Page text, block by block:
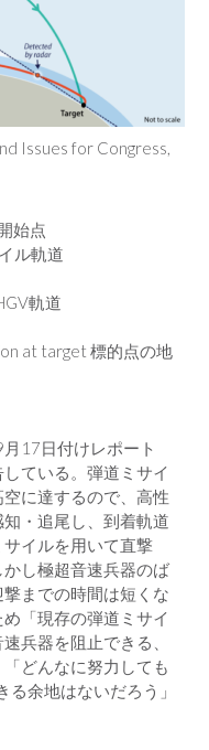
Issues for Congress,
始点
ル軌道
軌道
at target 標的点の地
17日付けレポート
ている。弾道ミサイ
に達するので、高性
・追尾し、到着軌道
イルを用いて直撃
し極超音速兵器のば
までの時間は短くな
「現存の弾道ミサイ
兵器を阻止できる、
どんなに努力しても
余地はないだろう」